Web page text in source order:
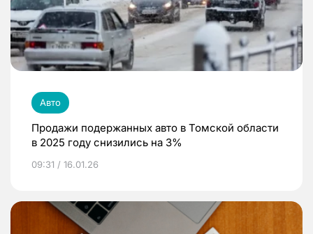
Авто
Продажи подержанных авто в Томской области
в 2025 году снизились на 3%
09:31 / 16.01.26